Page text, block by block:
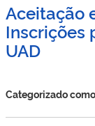
Aceitação
Inscrições
UAD
Categorizado